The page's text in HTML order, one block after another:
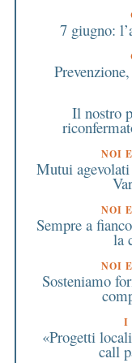
7 giugno:
Il nostro
NOI
Mutui
NOI
Sempre a
la
NOI
Sosteniamo
I
«Progetti
call